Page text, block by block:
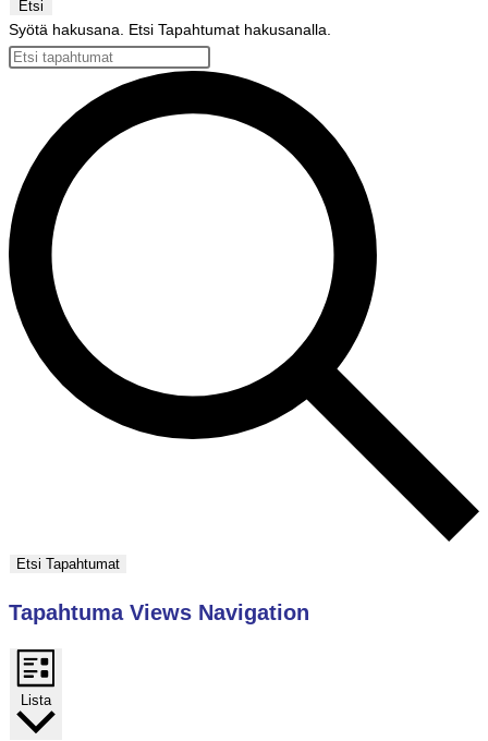
Etsi
Syötä hakusana. Etsi Tapahtumat hakusanalla.
Etsi Tapahtumat
Tapahtuma Views Navigation
Lista